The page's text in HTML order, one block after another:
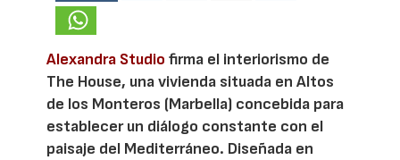
Alexandra Studio firma el interiorismo de
The House, una vivienda situada en Altos
de los Monteros (Marbella) concebida para
establecer un diálogo constante con el
paisaje del Mediterráneo. Diseñada en